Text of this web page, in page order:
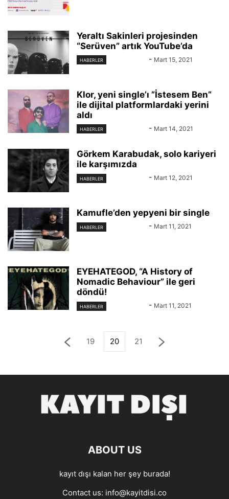
Yeraltı Sakinleri projesinden
“Serüven” artık YouTube’da
HABERLER - Mart 15, 2021
Klor, yeni single’ı ”İstesem Ben”
ile dijital platformlardaki yerini
aldı
HABERLER - Mart 14, 2021
Görkem Karabudak, solo kariyeri
ile karşımızda
HABERLER - Mart 12, 2021
Kamufle’den yepyeni bir single
HABERLER - Mart 11, 2021
EYEHATEGOD, “A History of
Nomadic Behaviour” ile geri
döndü!
HABERLER - Mart 11, 2021
19 20 21
ABOUT US
kayıt dışı kalan her şey burada!
Contact us: info@kayitdisi.co